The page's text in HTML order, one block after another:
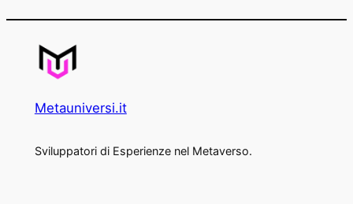
Metauniversi.it
Sviluppatori di Esperienze nel Metaverso.